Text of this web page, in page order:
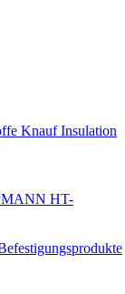
Knauf Insulation
HT-